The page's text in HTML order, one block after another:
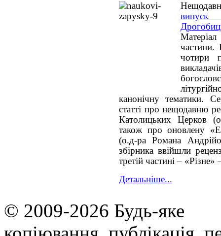
частини.
чотири
канонічну тематики.
статті про нещодавню
Католицьких Церков (
також про оновлену
(о.д-ра Романа
збірника ввійшли
третій частині –
Детальніше...
© 2009-2026 Будь-яке